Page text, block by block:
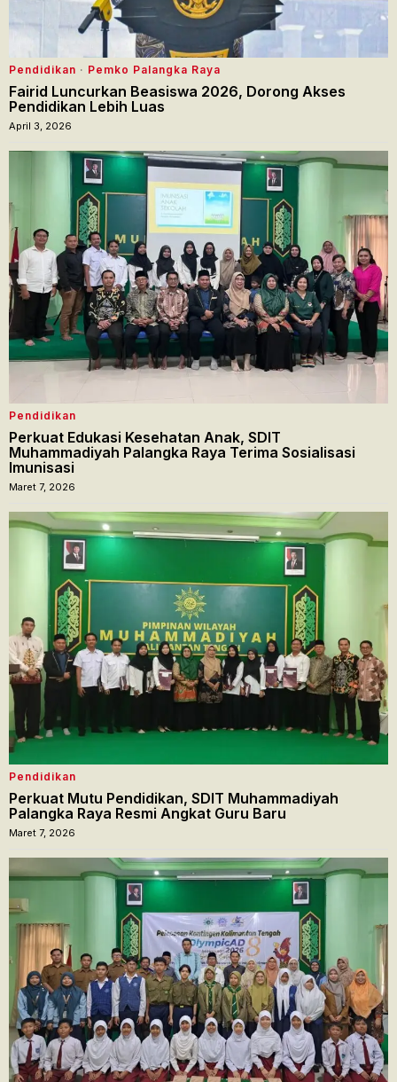
Pendidikan · Pemko Palangka Raya
Fairid Luncurkan Beasiswa 2026, Dorong Akses
Pendidikan Lebih Luas
April 3, 2026
Pendidikan
Perkuat Edukasi Kesehatan Anak, SDIT
Muhammadiyah Palangka Raya Terima Sosialisasi
Imunisasi
Maret 7, 2026
Pendidikan
Perkuat Mutu Pendidikan, SDIT Muhammadiyah
Palangka Raya Resmi Angkat Guru Baru
Maret 7, 2026